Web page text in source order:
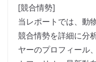
[競合情勢]
当レポートでは、動
競合情勢を詳細に分
ヤーのプロフィール